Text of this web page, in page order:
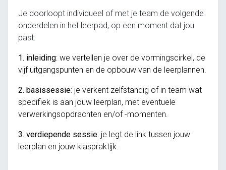
Je doorloopt individueel of met je team de volgende
onderdelen in het leerpad, op een moment dat jou
past:
1. inleiding: we vertellen je over de vormingscirkel, de
vijf uitgangspunten en de opbouw van de leerplannen.
2. basissessie: je verkent zelfstandig of in team wat
specifiek is aan jouw leerplan, met eventuele
verwerkingsopdrachten en/of -momenten.
3. verdiepende sessie: je legt de link tussen jouw
leerplan en jouw klaspraktijk.
privacyverklaring cookiebeleid
Copyright © Bedrijfsnaam